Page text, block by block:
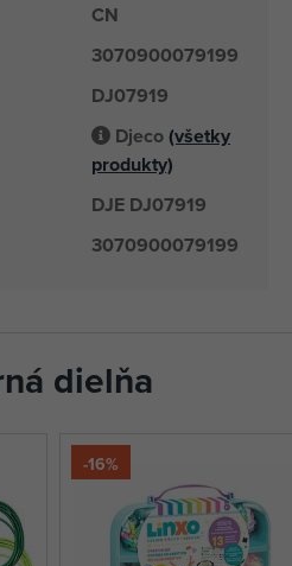
CN
3070900079199
DJ07919
Djeco(všetky
produkty)
DJE DJ07919
3070900079199
dielňa
-16%